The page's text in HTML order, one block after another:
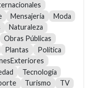
Mensajería
Moda
Naturaleza
Obras Públicas
Plantas
Política
Tecnología
Turismo
TV